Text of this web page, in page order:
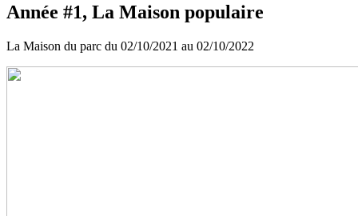
Année #1, La Maison populaire
La Maison du parc du 02/10/2021 au 02/10/2022